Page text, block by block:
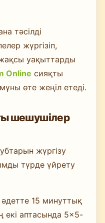
тәсілді
жүргізіп,
жақсы уақыттарды
Online сияқты
өте жеңіл етеді.
шешушілер
жүргізу
түрде үйрету
15 минуттық
екі аптасында 5×5-